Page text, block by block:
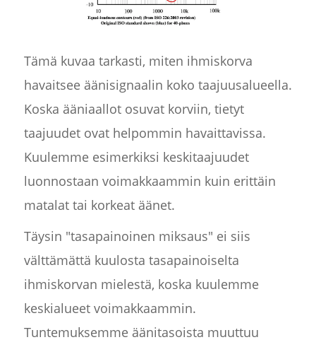
Tämä kuvaa tarkasti, miten ihmiskorva
havaitsee äänisignaalin koko taajuusalueella.
Koska ääniaallot osuvat korviin, tietyt
taajuudet ovat helpommin havaittavissa.
Kuulemme esimerkiksi keskitaajuudet
luonnostaan voimakkaammin kuin erittäin
matalat tai korkeat äänet.
Täysin "tasapainoinen miksaus" ei siis
välttämättä kuulosta tasapainoiselta
ihmiskorvan mielestä, koska kuulemme
keskialueet voimakkaammin.
Tuntemuksemme äänitasoista muuttuu